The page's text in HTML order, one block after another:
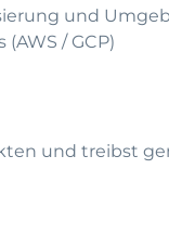
und
/ GCP)
und treibst